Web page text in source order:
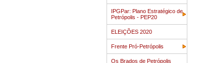
IPGPar: Plano Estratégico de
Petrópolis - PEP20
ELEIÇÕES 2020
Frente Pró-Petrópolis
Os Brados de Petrópolis